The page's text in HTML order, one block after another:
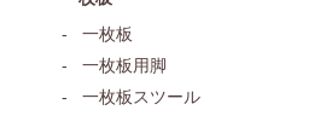
一枚板
一枚板用脚
一枚板スツール